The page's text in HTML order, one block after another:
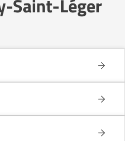
Saint-Léger